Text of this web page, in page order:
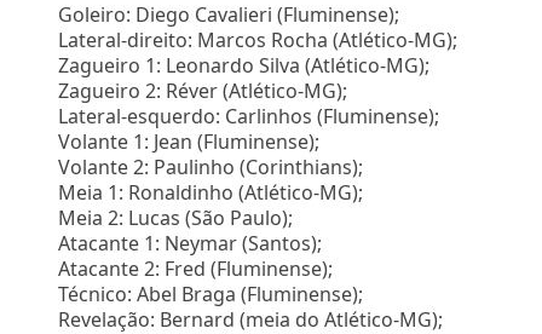
Goleiro: Diego Cavalieri (Fluminense);
Lateral-direito: Marcos Rocha (Atlético-MG);
Zagueiro 1: Leonardo Silva (Atlético-MG);
Zagueiro 2: Réver (Atlético-MG);
Lateral-esquerdo: Carlinhos (Fluminense);
Volante 1: Jean (Fluminense);
Volante 2: Paulinho (Corinthians);
Meia 1: Ronaldinho (Atlético-MG);
Meia 2: Lucas (São Paulo);
Atacante 1: Neymar (Santos);
Atacante 2: Fred (Fluminense);
Técnico: Abel Braga (Fluminense);
Revelação: Bernard (meia do Atlético-MG);